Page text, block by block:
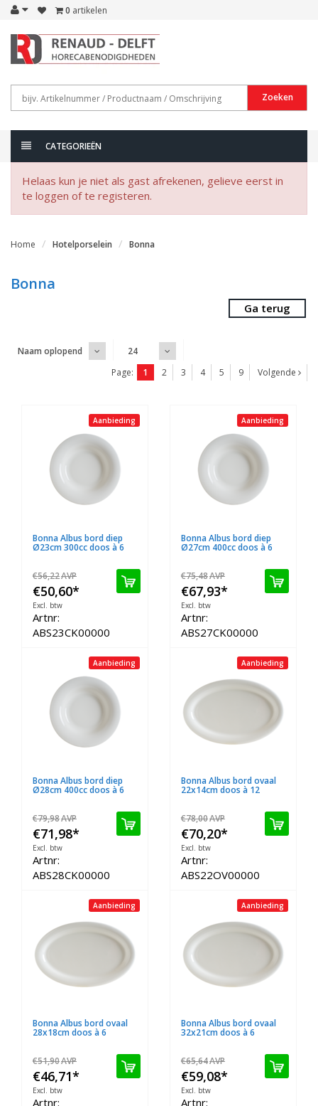
0 artikelen
Zoeken
CATEGORIEËN
Helaas kun je niet als gast afrekenen, gelieve eerst in
te loggen of te registeren.
Home Hotelporselein Bonna
Bonna
Ga terug
Naam oplopend
24
Page:
1 2 3 4 5 9 Volgende
Aanbieding
Bonna Albus bord diep
Ø23cm 300cc doos à 6
€56,22AVP
€50,60*
Excl. btw
Artnr:
ABS23CK00000
Aanbieding
Bonna Albus bord diep
Ø27cm 400cc doos à 6
€75,48AVP
€67,93*
Excl. btw
Artnr:
ABS27CK00000
Aanbieding
Bonna Albus bord diep
Ø28cm 400cc doos à 6
€79,98AVP
€71,98*
Excl. btw
Artnr:
ABS28CK00000
Aanbieding
Bonna Albus bord ovaal
22x14cm doos à 12
€78,00AVP
€70,20*
Excl. btw
Artnr:
ABS22OV00000
Aanbieding
Bonna Albus bord ovaal
28x18cm doos à 6
€51,90AVP
€46,71*
Excl. btw
Artnr:
Aanbieding
Bonna Albus bord ovaal
32x21cm doos à 6
€65,64AVP
€59,08*
Excl. btw
Artnr: